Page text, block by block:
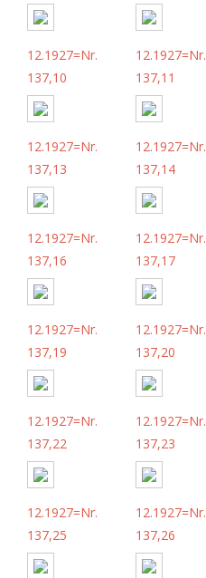
12.1927=Nr.
137,10
12.1927=Nr.
137,11
12.1927=Nr.
137,13
12.1927=Nr.
137,14
12.1927=Nr.
137,16
12.1927=Nr.
137,17
12.1927=Nr.
137,19
12.1927=Nr.
137,20
12.1927=Nr.
137,22
12.1927=Nr.
137,23
12.1927=Nr.
137,25
12.1927=Nr.
137,26